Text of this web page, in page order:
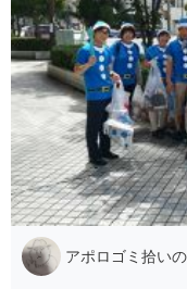
アポロゴミ拾い